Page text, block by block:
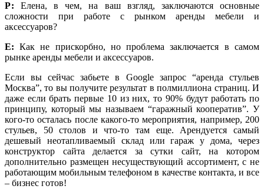
Р: Елена, в чем, на ваш взгляд, заключаются основные
сложности при работе с рынком аренды мебели и
аксессуаров?
Е: Как не прискорбно, но проблема заключается в самом
рынке аренды мебели и аксессуаров.
Если вы сейчас забьете в Google запрос “аренда стульев
Москва”, то вы получите результат в полмиллиона страниц. И
даже если брать первые 10 из них, то 90% будут работать по
принципу, который мы называем “гаражный кооператив”. У
кого-то осталась после какого-то мероприятия, например, 200
стульев, 50 столов и что-то там еще. Арендуется самый
дешевый неотапливаемый склад или гараж у дома, через
конструктор сайта делается за сутки сайт, на котором
дополнительно размещен несуществующий ассортимент, с не
работающим мобильным телефоном в качестве контакта, и все
– бизнес готов!